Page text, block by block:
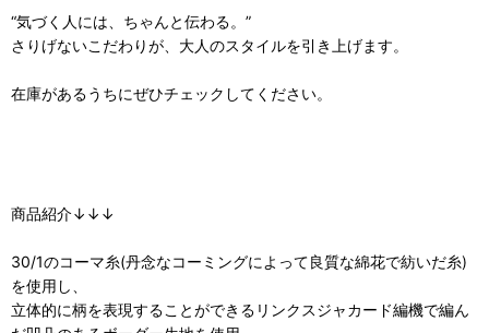
“気づく人には、ちゃんと伝わる。”
さりげないこだわりが、大人のスタイルを引き上げます。
在庫があるうちにぜひチェックしてください。
商品紹介↓↓↓
30/1のコーマ糸(丹念なコーミングによって良質な綿花で紡いだ糸)
を使用し、
立体的に柄を表現することができるリンクスジャカード編機で編ん